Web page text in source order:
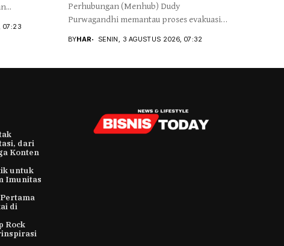
07:23
Perhubungan (Menhub) Dudy
Purwagandhi memantau proses evakuasi
BYHAR SENIN, 3 AGUSTUS 2026, 07:32
dari
Konten
untuk
Imunitas
di
Rock